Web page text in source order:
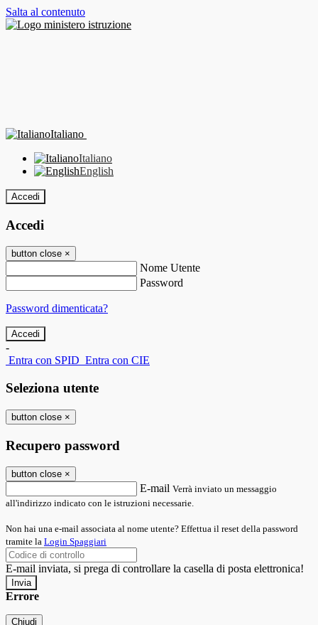
Salta al contenuto
Italiano
Italiano
English
Accedi
Accedi
button close ×
Nome Utente
Password
Password dimenticata?
-
Entra con SPID Entra con CIE
Seleziona utente
button close ×
Recupero password
button close ×
E-mail Verrà inviato un messaggio
all'indirizzo indicato con le istruzioni necessarie.
Non hai una e-mail associata al nome utente? Effettua il reset della password
tramite la Login Spaggiari
E-mail inviata, si prega di controllare la casella di posta elettronica!
Errore
Chiudi